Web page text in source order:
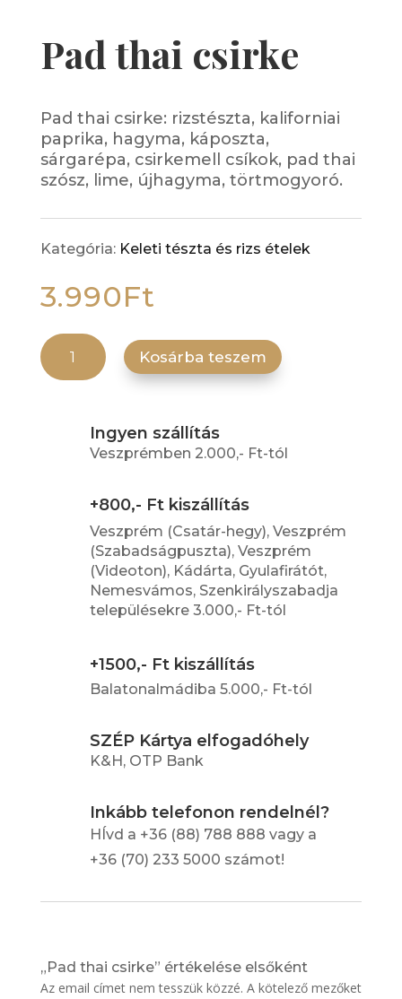
Pad thai csirke
Pad thai csirke: rizstészta, kaliforniai
paprika, hagyma, káposzta,
sárgarépa, csirkemell csíkok, pad thai
szósz, lime, újhagyma, törtmogyoró.
Kategória: Keleti tészta és rizs ételek
3.990Ft
Pad thai csirke mennyiség
Kosárba teszem
Ingyen szállítás
Veszprémben 2.000,- Ft-tól
+800,- Ft kiszállítás
Veszprém (Csatár-hegy), Veszprém
(Szabadságpuszta), Veszprém
(Videoton), Kádárta, Gyulafirátót,
Nemesvámos, Szenkirályszabadja
településekre 3.000,- Ft-tól
+1500,- Ft kiszállítás
Balatonalmádiba 5.000,- Ft-tól
SZÉP Kártya elfogadóhely
K&H, OTP Bank
Inkább telefonon rendelnél?
HÍvd a +36 (88) 788 888 vagy a
+36 (70) 233 5000 számot!
„Pad thai csirke” értékelése elsőként
Az email címet nem tesszük közzé. A kötelező mezőket